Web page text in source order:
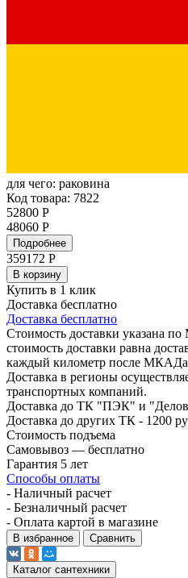
для чего: раковина
Код товара: 7822
52800 Р
48060 Р
Подробнее
359172 Р
В корзину
Купить в 1 клик
Доставка бесплатно
Доставка бесплатно
Стоимость доставки указана
стоимость доставки равна
каждый километр после
Доставка в регионы
транспортных компаний.
Доставка до ТК "ПЭК" и
Доставка до других ТК - 1200
Стоимость подъема
Самовывоз — бесплатно
Гарантия 5 лет
Способы оплаты
- Наличный расчет
- Безналичный расчет
- Оплата картой в магазине
В избранное Сравнить
Каталог сантехники